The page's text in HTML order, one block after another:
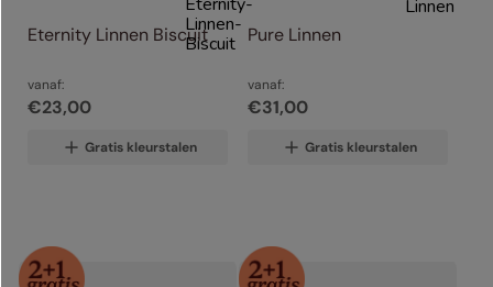
Eternity Linnen Biscuit
vanaf:
€23,00
Gratis kleurstalen
Pure Linnen
vanaf:
€31,00
Gratis kleurstalen